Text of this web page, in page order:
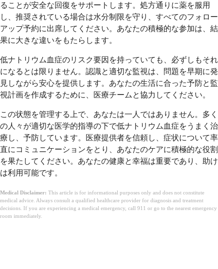
ることが安全な回復をサポートします。処方通りに薬を服用
し、推奨されている場合は水分制限を守り、すべてのフォロー
アップ予約に出席してください。あなたの積極的な参加は、結
果に大きな違いをもたらします。
低ナトリウム血症のリスク要因を持っていても、必ずしもそれ
になるとは限りません。認識と適切な監視は、問題を早期に発
見しながら安心を提供します。あなたの生活に合った予防と監
視計画を作成するために、医療チームと協力してください。
この状態を管理する上で、あなたは一人ではありません。多く
の人々が適切な医学的指導の下で低ナトリウム血症をうまく治
療し、予防しています。医療提供者を信頼し、症状について率
直にコミュニケーションをとり、あなたのケアに積極的な役割
を果たしてください。あなたの健康と幸福は重要であり、助け
は利用可能です。
Medical Disclaimer: This article is for informational purposes only and does not constitute
medical advice. Always consult a qualified healthcare provider for diagnosis and treatment
decisions. If you are experiencing a medical emergency, call 911 or go to the nearest emergency
room immediately.